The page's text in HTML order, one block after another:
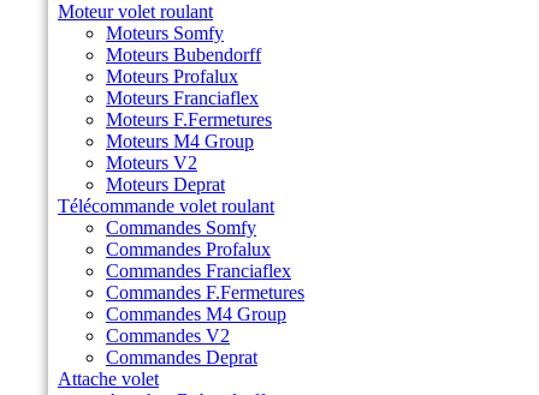
Moteur volet roulant
Moteurs Somfy
Moteurs Bubendorff
Moteurs Profalux
Moteurs Franciaflex
Moteurs F.Fermetures
Moteurs M4 Group
Moteurs V2
Moteurs Deprat
Télécommande volet roulant
Commandes Somfy
Commandes Profalux
Commandes Franciaflex
Commandes F.Fermetures
Commandes M4 Group
Commandes V2
Commandes Deprat
Attache volet